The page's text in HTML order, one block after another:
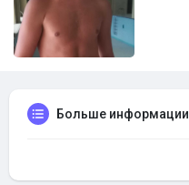
Больше информации